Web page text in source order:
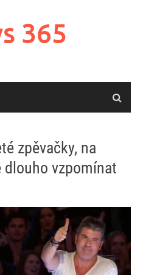
365
zpěvačky, na
dlouho vzpomínat